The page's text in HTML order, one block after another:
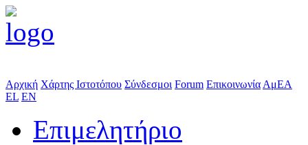
Αρχική Χάρτης Ιστοτόπου Σύνδεσμοι Forum Επικοινωνία ΑμΕΑ
EL EN
Επιμελητήριο